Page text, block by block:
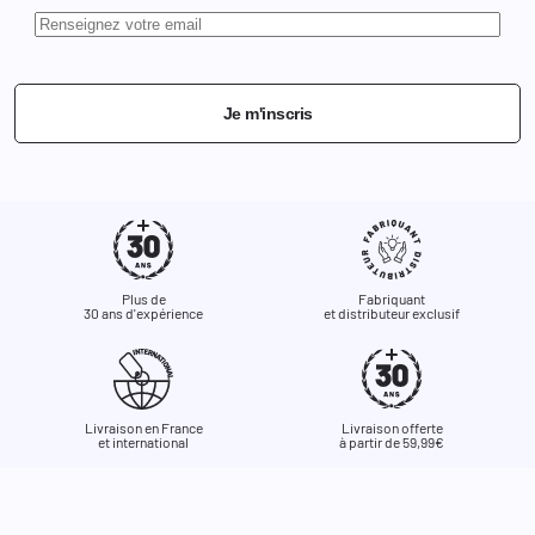
Je m'inscris
Plus de
30 ans d'expérience
Fabriquant
et distributeur exclusif
Livraison en France
et international
Livraison offerte
à partir de 59,99€